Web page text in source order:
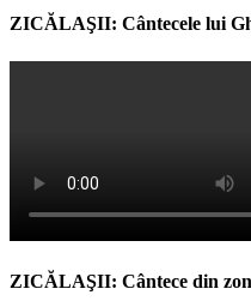
ZICĂLAŞII: Cântecele lui
ZICĂLAŞII: Cântece din